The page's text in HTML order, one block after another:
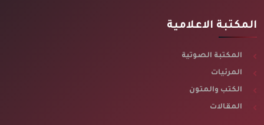
المكتبة الاعلامية
المكتبة الصوتية
المرئيات
الكتب والمتون
المقالات